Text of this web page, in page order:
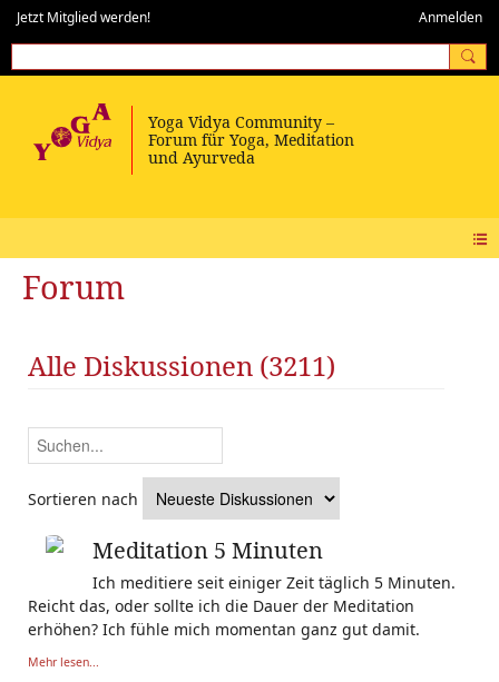
Jetzt Mitglied werden! Anmelden
Forum
Alle Diskussionen (3211)
Sortieren nach
Meditation 5 Minuten
Ich meditiere seit einiger Zeit täglich 5 Minuten.
Reicht das, oder sollte ich die Dauer der Meditation
erhöhen? Ich fühle mich momentan ganz gut damit.
Mehr lesen...